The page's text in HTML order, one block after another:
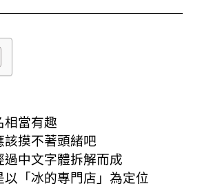
相當有趣
摸不著頭緒吧
過中文字體拆解而成
「冰的專門店」為定位